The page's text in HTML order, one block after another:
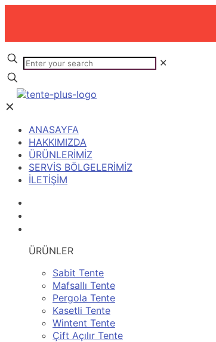
✕
✕
ANASAYFA
HAKKIMIZDA
ÜRÜNLERİMİZ
SERVİS BÖLGELERİMİZ
İLETİŞİM
ÜRÜNLER
Sabit Tente
Mafsallı Tente
Pergola Tente
Kasetli Tente
Wintent Tente
Çift Açılır Tente